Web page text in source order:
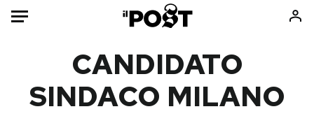
HOME
CANDIDATO
SINDACO MILANO